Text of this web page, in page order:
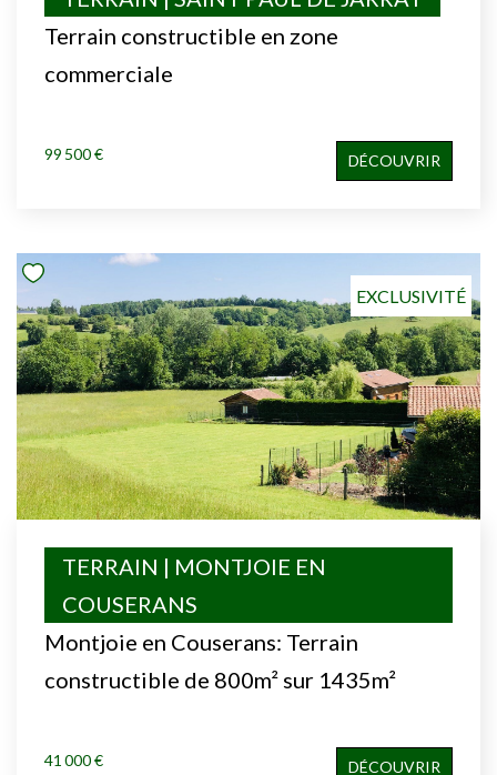
Terrain constructible en zone
commerciale
99 500 € DÉCOUVRIR
EXCLUSIVITÉ
Montjoie en Couserans: Terrain
constructible de 800m² sur 1435m²
TERRAIN | MONTJOIE EN
COUSERANS
41 000 € DÉCOUVRIR